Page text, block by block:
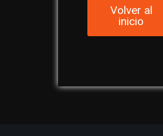
Volver al
inicio